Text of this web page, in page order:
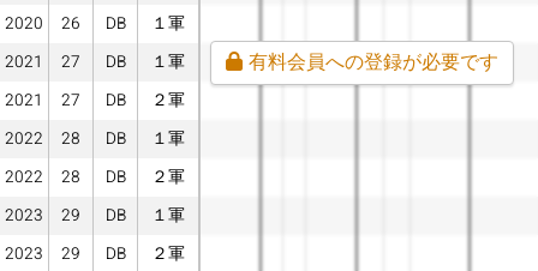
2020
26 DB
１軍
2021
27 DB
１軍
2021
27 DB
２軍
2022
28 DB
１軍
2022
28 DB
２軍
2023
29 DB
１軍
2023
29 DB ２軍
有料会員への登録が必要です